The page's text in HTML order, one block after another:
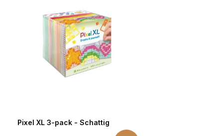
Pixel XL 3-pack - Schattig